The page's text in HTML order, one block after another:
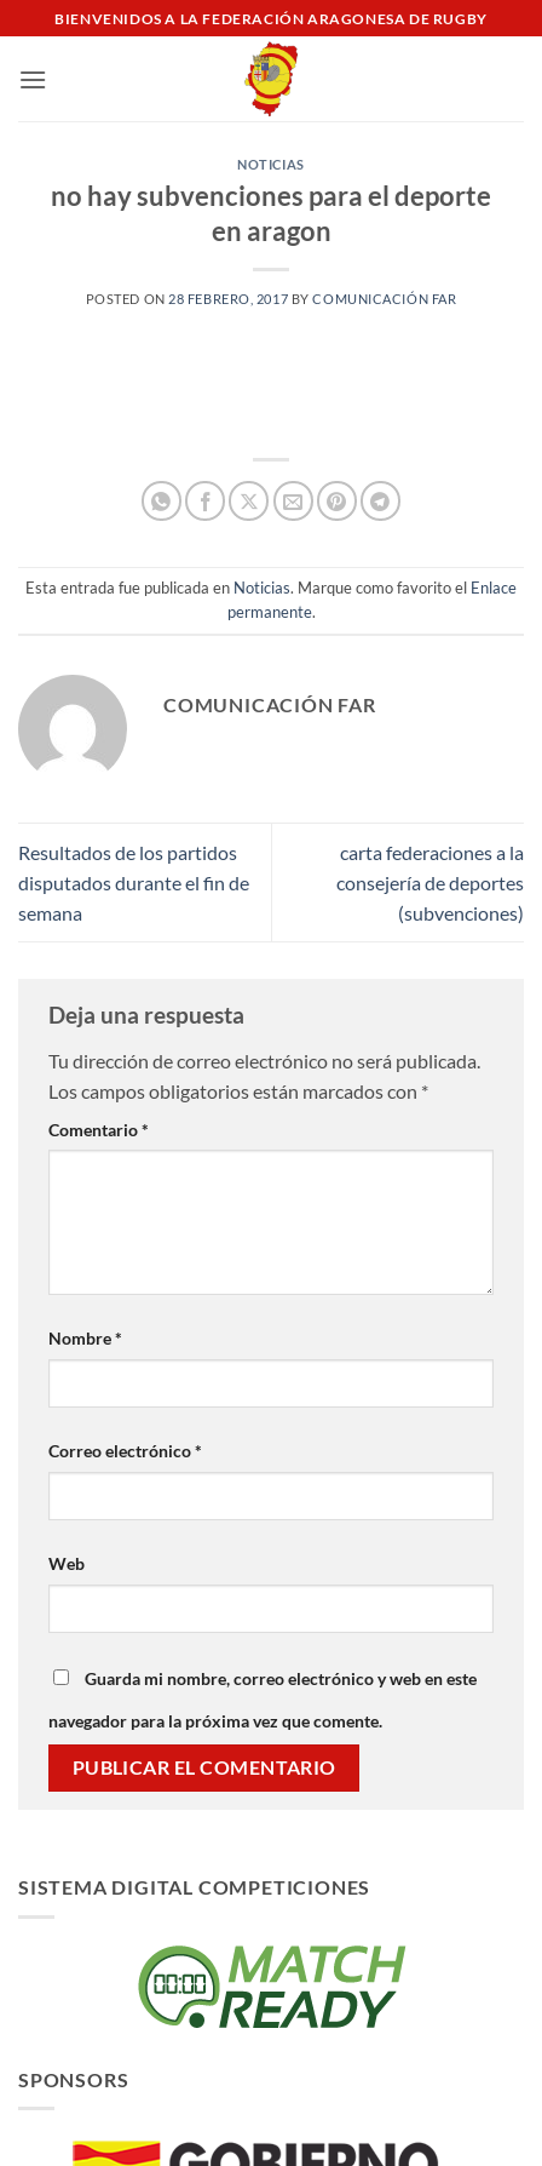
al
contenido
BIENVENIDOS A LA FEDERACIÓN ARAGONESA DE RUGBY
NOTICIAS
no hay subvenciones para el deporte
en aragon
POSTED ON 28 FEBRERO, 2017 BYCOMUNICACIÓN FAR
Esta entrada fue publicada en Noticias. Marque como favorito el Enlace
permanente.
COMUNICACIÓN FAR
Resultados de los partidos
disputados durante el fin de
semana
carta federaciones a la
consejería de deportes
(subvenciones)
Deja una respuesta
Tu dirección de correo electrónico no será publicada.
Los campos obligatorios están marcados con *
Comentario*
Nombre*
Correo electrónico*
Web
Guarda mi nombre, correo electrónico y web en este
navegador para la próxima vez que comente.
SISTEMA DIGITAL COMPETICIONES
SPONSORS